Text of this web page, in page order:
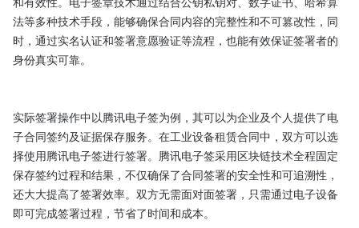
法等多种技术手段，能够确保合同内容的完整性和不可篡改性，同
时，通过实名认证和签署意愿验证等流程，也能有效保证签署者的
身份真实可靠。
实际签署操作中以腾讯电子签为例，其可以为企业及个人提供了电
子合同签约及证据保存服务。在工业设备租赁合同中，双方可以选
择使用腾讯电子签进行签署。腾讯电子签采用区块链技术全程固定
保存签约过程和结果，不仅确保了合同签署的安全性和可追溯性，
还大大提高了签署效率。双方无需面对面签署，只需通过电子设备
即可完成签署过程，节省了时间和成本。